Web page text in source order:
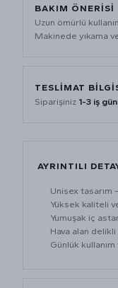
BAKIM ÖNERISI
Uzun ömürlü
Makinede yıkama
TESLIMAT
Siparişiniz 1-3 iş
AYRINTILI
Unisex tasarım
Yüksek kaliteli
Yumuşak iç
Hava alan
Günlük